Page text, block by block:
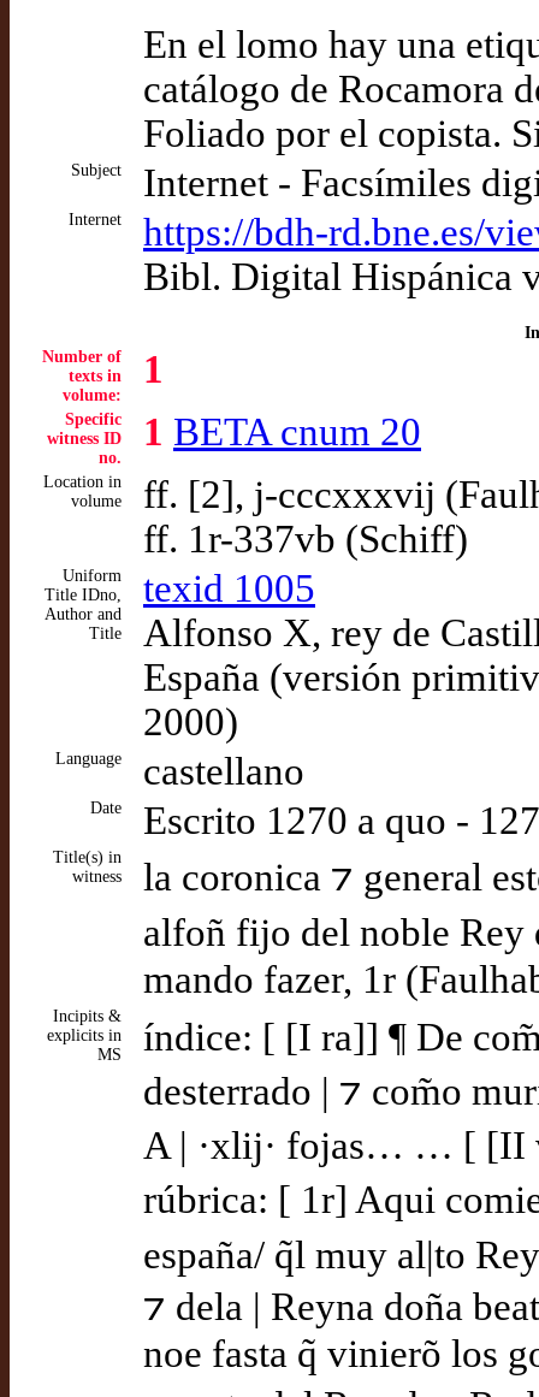
En el lomo hay una
catálogo de Rocamora
Foliado por el copista.
Subject Internet - Facsímiles
Internet
https://bdh-rd.bne.es/
Bibl. Digital Hispánica
Number of
texts in
volume:
1
Specific
witness ID
no.
1 BETA cnum 20
Location in
volume
ff. [2], j-cccxxxvij
ff. 1r-337vb (Schiff)
Uniform
Title IDno,
Author and
Title
texid 1005
Alfonso X, rey de
España (versión
2000)
Language castellano
Date Escrito 1270 a quo -
Title(s) in
witness
la coronica ⁊ general
alfoñ fijo del noble Rey
mando fazer, 1r
Incipits &
explicits in
MS
índice: [ [I ra]] ¶ De
desterrado | ⁊ com̃o
A | ·xlij· fojas… … [ [II
rúbrica: [ 1r] Aqui
españa/ q̃l muy al|to
⁊ dela | Reyna doña
noe fasta q̃ vinierõ los